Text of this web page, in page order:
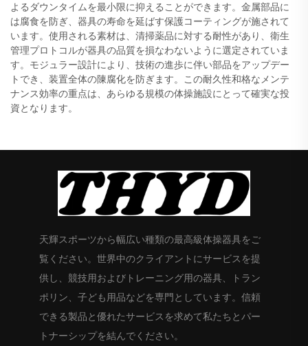
よるダウンタイムを最小限に抑えることができます。金属部品に
は腐食を防ぎ、器具の寿命を延ばす保護コーティングが施されて
います。使用される素材は、清掃薬品に対する耐性があり、衛生
管理プロトコルが器具の品質を損なわないように選定されていま
す。モジュラー設計により、技術の進歩に伴い部品をアップデー
トでき、装置全体の陳腐化を防ぎます。この耐久性和格なメンテ
ナンス効率の重点は、あらゆる規模の体操施設にとって確実な投
資となります。
天輝スポーツから幅広い種類の最高級体操器具をご
覧ください。世界中のクライアントにサービスを提
供し、競技用およびトレーニング用の器具、トラン
ポリン、子ども用品などを専門としています。信頼
できる製品と優れたサービスを求めて私たちとパー
トナーシップを結んでください。